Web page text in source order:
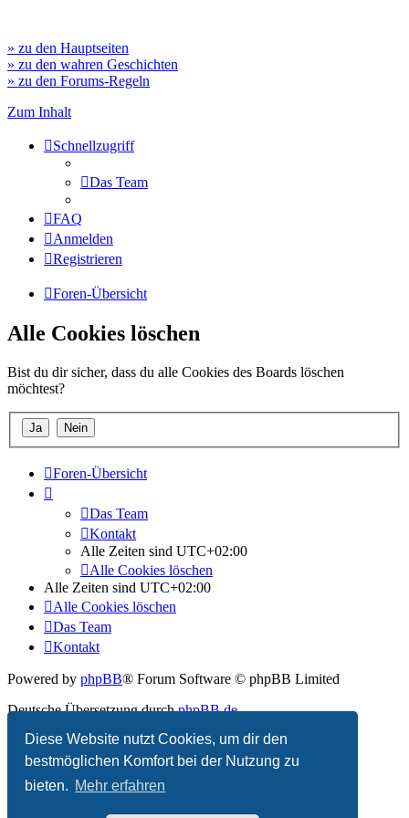
Diese Website nutzt Cookies, um dir den
bestmöglichen Komfort bei der Nutzung zu
bieten. Mehr erfahren
» zu den Hauptseiten
» zu den wahren Geschichten
» zu den Forums-Regeln
Zum Inhalt
Schnellzugriff
Das Team
FAQ
Anmelden
Registrieren
Foren-Übersicht
Alle Cookies löschen
Bist du dir sicher, dass du alle Cookies des Boards löschen
möchtest?
Foren-Übersicht
Das Team
Kontakt
Alle Zeiten sind UTC+02:00
Alle Cookies löschen
Alle Zeiten sind UTC+02:00
Alle Cookies löschen
Das Team
Kontakt
Powered by phpBB® Forum Software © phpBB Limited
Deutsche Übersetzung durchphpBB.de
Datenschutz |Nutzungsbedingungen